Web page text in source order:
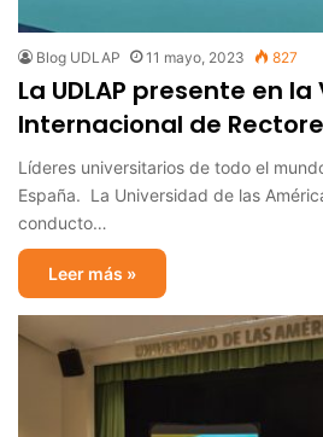
Blog UDLAP 11 mayo, 2023 827
La UDLAP presente en
Internacional de
Líderes universitarios de todo el
España. La Universidad de las
conducto…
Leer más »